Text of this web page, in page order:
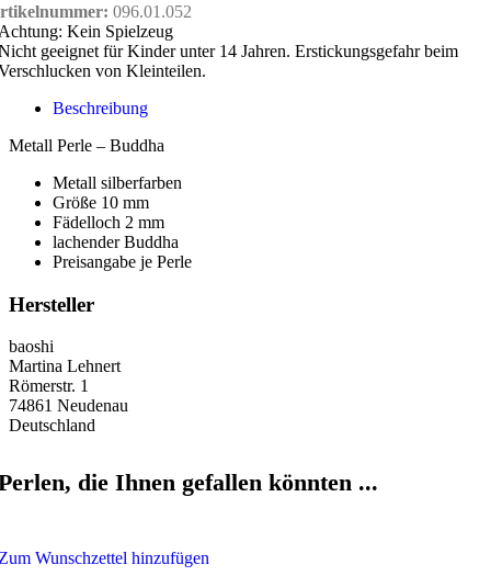
096.01.052
Kein Spielzeug
geeignet für Kinder unter 14 Jahren. Erstickungsgefahr beim
von Kleinteilen.
Beschreibung
Metall Perle – Buddha
Metall silberfarben
Größe 10 mm
Fädelloch 2 mm
lachender Buddha
Preisangabe je Perle
Hersteller
baoshi
Martina Lehnert
Römerstr. 1
74861 Neudenau
Deutschland
die Ihnen gefallen könnten ...
Wunschzettel hinzufügen